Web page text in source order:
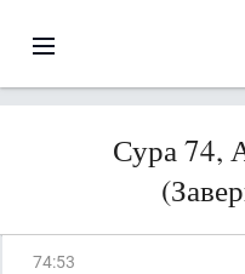
Сура 74,
74:53